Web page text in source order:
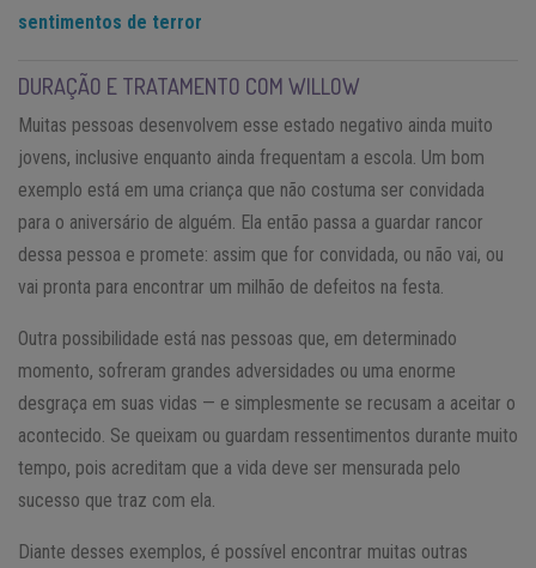
sentimentos de terror
DURAÇÃO E TRATAMENTO COM WILLOW
Muitas pessoas desenvolvem esse estado negativo ainda muito
jovens, inclusive enquanto ainda frequentam a escola. Um bom
exemplo está em uma criança que não costuma ser convidada
para o aniversário de alguém. Ela então passa a guardar rancor
dessa pessoa e promete: assim que for convidada, ou não vai, ou
vai pronta para encontrar um milhão de defeitos na festa.
Outra possibilidade está nas pessoas que, em determinado
momento, sofreram grandes adversidades ou uma enorme
desgraça em suas vidas — e simplesmente se recusam a aceitar o
acontecido. Se queixam ou guardam ressentimentos durante muito
tempo, pois acreditam que a vida deve ser mensurada pelo
sucesso que traz com ela.
Diante desses exemplos, é possível encontrar muitas outras